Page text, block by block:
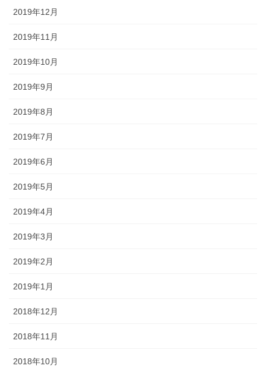
2019年12月
2019年11月
2019年10月
2019年9月
2019年8月
2019年7月
2019年6月
2019年5月
2019年4月
2019年3月
2019年2月
2019年1月
2018年12月
2018年11月
2018年10月